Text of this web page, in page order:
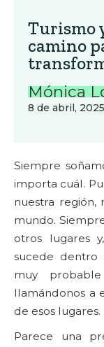
Turismo
camino
Mónica
8 de abril, 2025
Siempre
importa cuál.
nuestra
mundo.
otros lugares
sucede dentro
muy
llamándonos a
de esos lugares.
Parece una